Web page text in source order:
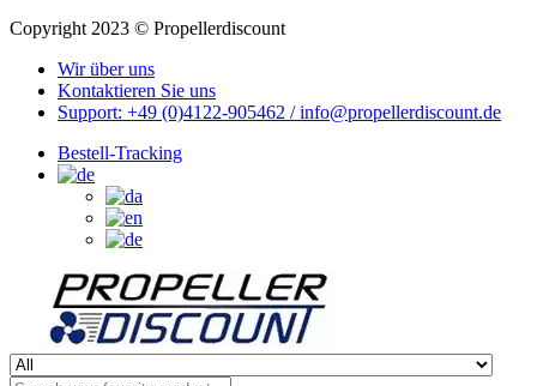
Copyright 2023 © Propellerdiscount
Wir über uns
Kontaktieren Sie uns
Support: +49 (0)4122-905462 / info@propellerdiscount.de
Bestell-Tracking